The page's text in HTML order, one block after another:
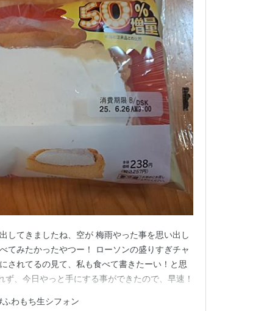
してきましたね、空が 梅雨やった事を思い出し
てみたかったやつー！ ローソンの盛りすぎチャ
されてるの見て、私も食べて書きたーい！と思
、今日やっと手にする事ができたので、早速！
ふわもち生シフォン